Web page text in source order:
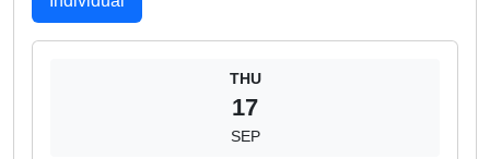
THU
17
SEP